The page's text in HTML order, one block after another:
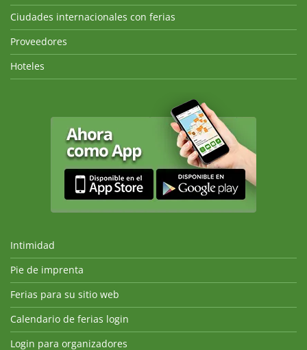
Ciudades internacionales con ferias
Proveedores
Hoteles
Intimidad
Pie de imprenta
Ferias para su sitio web
Calendario de ferias login
Login para organizadores